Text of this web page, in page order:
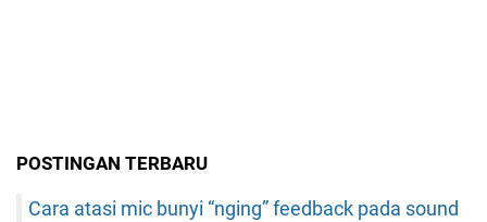
POSTINGAN TERBARU
Cara atasi mic bunyi “nging” feedback pada sound